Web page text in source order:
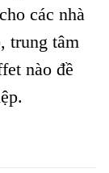
các nhà
trung tâm
nào đề